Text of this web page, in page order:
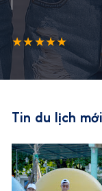
★★★★★
Tin du lịch mới